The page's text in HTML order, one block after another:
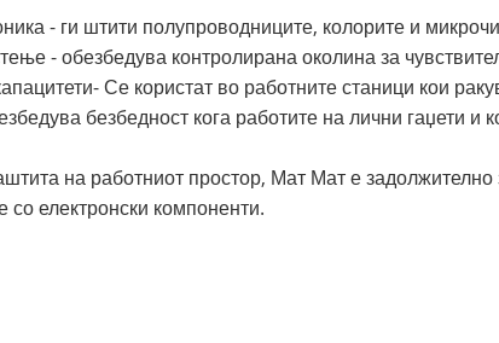
- ги штити полупроводниците, колорите и
- обезбедува контролирана околина за
Се користат во работните станици кои
безбедност кога работите на лични гаџети и
на работниот простор, Мат Мат е
електронски компоненти.